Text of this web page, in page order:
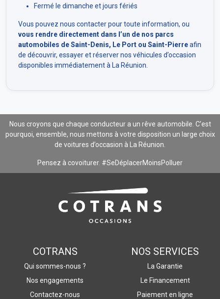
Fermé le dimanche et jours fériés
Vous pouvez nous contacter pour toute information, ou
vous rendre directement dans l’un de nos parcs
automobiles de Saint-Denis, Le Port ou Saint-Pierreafin
de découvrir, essayer et réserver nos véhicules d’occasion
disponibles immédiatement à La Réunion.
Nous croyons que chaque conducteur a un rêve automobile. C’est
pourquoi, ensemble, nous mettons à votre disposition un large choix
de voitures d’occasion à La Réunion.
Pensez à covoiturer. #SeDéplacerMoinsPolluer
COTRANS
Qui sommes-nous ?
Nos engagements
Contactez-nous
NOS SERVICES
La Garantie
Le Financement
Paiement en ligne